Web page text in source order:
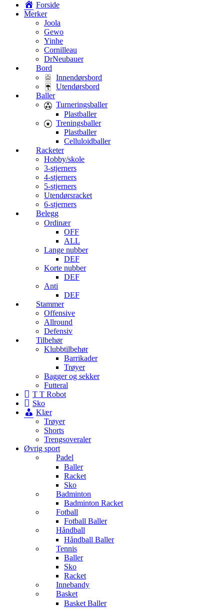
Forside
Merker
Joola
Gewo
Yinhe
Cornilleau
DrNeubauer
Bord
Innendørsbord
Utendørsbord
Baller
Turneringsballer
Plastballer
Treningsballer
Plastballer
Celluloidballer
Racketer
Hobby/skole
3-stjerners
4-stjerners
5-stjerners
Utendørsracket
6-stjerners
Belegg
Ordinær
OFF
ALL
Lange nubber
DEF
Korte nubber
DEF
Anti
DEF
Stammer
Offensive
Allround
Defensiv
Tilbehør
Klubbtilbehør
Barrikader
Trøyer
Bagger og sekker
Futteral
T T Robot
Sko
Klær
Trøyer
Shorts
Trengsoveraler
Øvrig sport
Padel
Baller
Racket
Sko
Badminton
Badminton Racket
Fotball
Fotball Baller
Håndball
Håndball Baller
Tennis
Baller
Sko
Racket
Innebandy
Basket
Basket Baller